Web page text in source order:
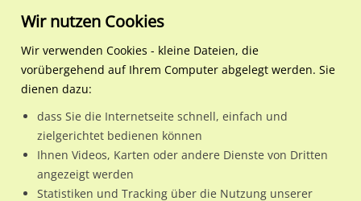
Regionale Plakatwerbung Hamburg
Hamburg, Freie und
U-Bf Habichtstr.
Wir nutzen Cookies
Wir verwenden Cookies - kleine Dateien, die
vorübergehend auf Ihrem Computer abgelegt werden. Sie
dienen dazu:
dass Sie die Internetseite schnell, einfach und
zielgerichtet bedienen können
Ihnen Videos, Karten oder andere Dienste von Dritten
angezeigt werden
Statistiken und Tracking über die Nutzung unserer